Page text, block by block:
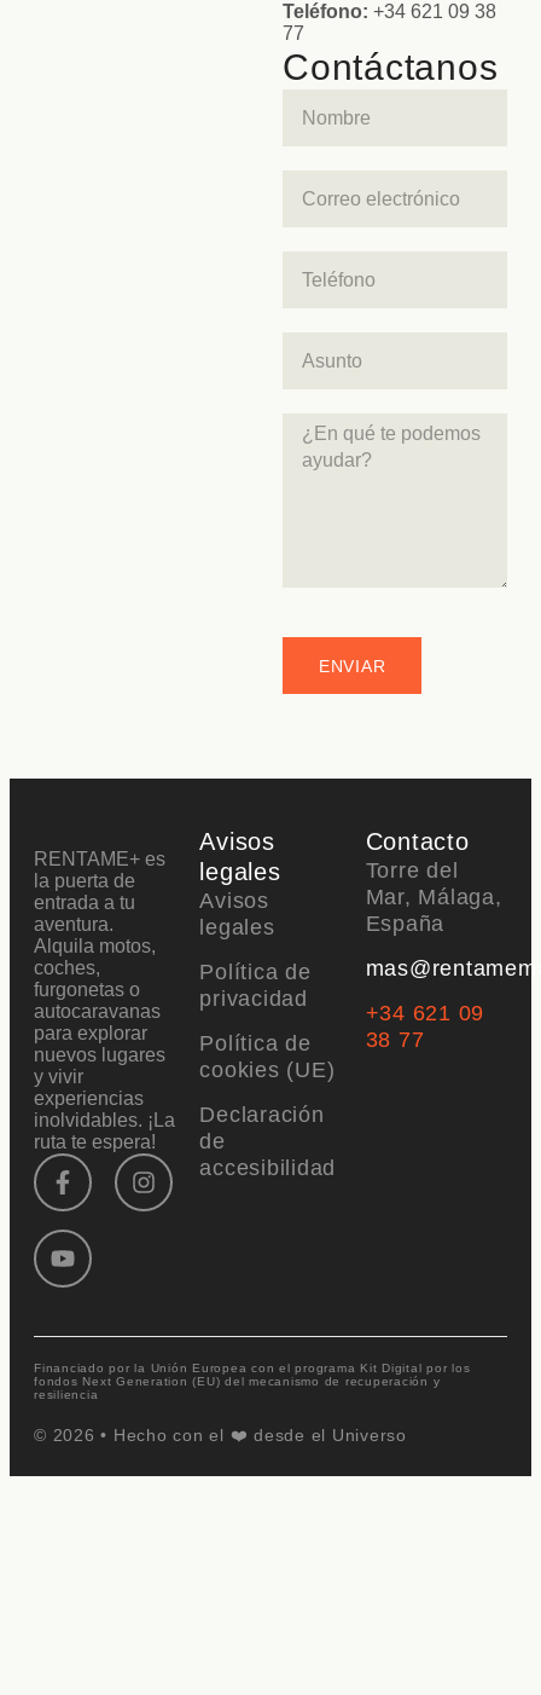
Teléfono: +34 621 09 38
77
Contáctanos
ENVIAR
Avisos
legales
Avisos
legales
Política de
privacidad
Política de
cookies (UE)
Declaración
de
accesibilidad
RENTAME+ es
la puerta de
entrada a tu
aventura.
Alquila motos,
coches,
furgonetas o
autocaravanas
para explorar
nuevos lugares
y vivir
experiencias
inolvidables. ¡La
ruta te espera!
Contacto
Torre del
Mar, Málaga,
España
+34 621 09
38 77
Financiado por la Unión Europea con el programa Kit Digital por los
fondos Next Generation (EU) del mecanismo de recuperación y
resiliencia
© 2026 • Hecho con el ❤️ desde el Universo